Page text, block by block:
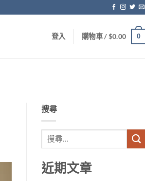
登入 購物車 /$0.00 0
搜尋
近期文章